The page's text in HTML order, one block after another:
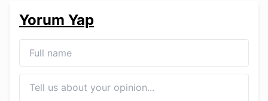
Yorum Yap